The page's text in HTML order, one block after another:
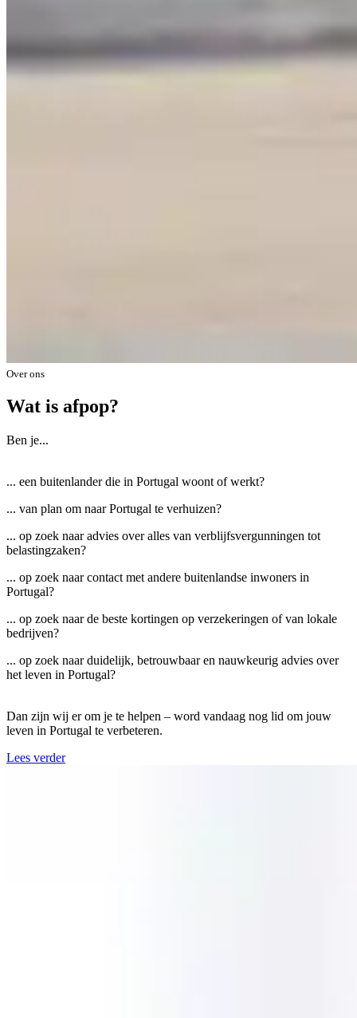
Over ons
Wat is afpop?
Ben je...
... een buitenlander die in Portugal woont of werkt?
... van plan om naar Portugal te verhuizen?
... op zoek naar advies over alles van verblijfsvergunningen tot
belastingzaken?
... op zoek naar contact met andere buitenlandse inwoners in
Portugal?
... op zoek naar de beste kortingen op verzekeringen of van lokale
bedrijven?
... op zoek naar duidelijk, betrouwbaar en nauwkeurig advies over
het leven in Portugal?
Dan zijn wij er om je te helpen – word vandaag nog lid om jouw
leven in Portugal te verbeteren.
Lees verder